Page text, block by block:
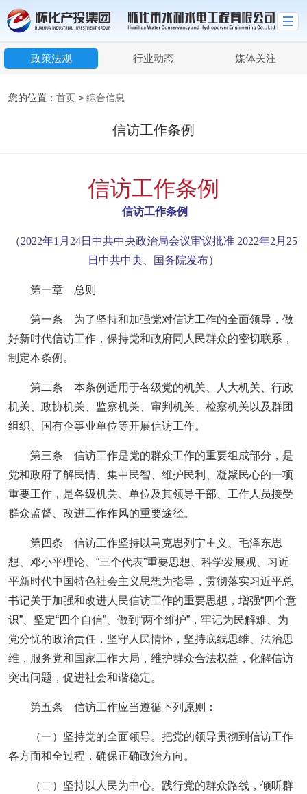
政策法规 行业动态 媒体关注
您的位置： 首页 > 综合信息
信访工作条例
信访工作条例
信访工作条例
（2022年1月24日中共中央政治局会议审议批准 2022年2月25
日中共中央、国务院发布）
第一章 总则
第一条 为了坚持和加强党对信访工作的全面领导，做
好新时代信访工作，保持党和政府同人民群众的密切联系，
制定本条例。
第二条 本条例适用于各级党的机关、人大机关、行政
机关、政协机关、监察机关、审判机关、检察机关以及群团
组织、国有企事业单位等开展信访工作。
第三条 信访工作是党的群众工作的重要组成部分，是
党和政府了解民情、集中民智、维护民利、凝聚民心的一项
重要工作，是各级机关、单位及其领导干部、工作人员接受
群众监督、改进工作作风的重要途径。
第四条 信访工作坚持以马克思列宁主义、毛泽东思
想、邓小平理论、“三个代表”重要思想、科学发展观、习近
平新时代中国特色社会主义思想为指导，贯彻落实习近平总
书记关于加强和改进人民信访工作的重要思想，增强“四个意
识”、坚定“四个自信”、做到“两个维护”，牢记为民解难、为
党分忧的政治责任，坚守人民情怀，坚持底线思维、法治思
维，服务党和国家工作大局，维护群众合法权益，化解信访
突出问题，促进社会和谐稳定。
第五条 信访工作应当遵循下列原则：
（一）坚持党的全面领导。把党的领导贯彻到信访工作
各方面和全过程，确保正确政治方向。
（二）坚持以人民为中心。践行党的群众路线，倾听群